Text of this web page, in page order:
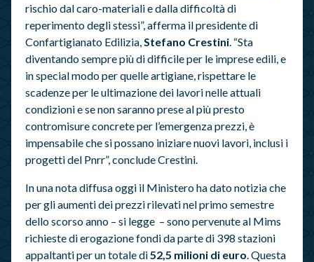
rischio dal caro-materiali e dalla difficoltà di
reperimento degli stessi”, afferma il presidente di
Confartigianato Edilizia,Stefano Crestini. “Sta
diventando sempre più di difficile per le imprese edili, e
in special modo per quelle artigiane, rispettare le
scadenze per le ultimazione dei lavori nelle attuali
condizioni e se non saranno prese al più presto
contromisure concrete per l’emergenza prezzi, è
impensabile che si possano iniziare nuovi lavori, inclusi i
progetti del Pnrr”, conclude Crestini.
In una nota diffusa oggi il Ministero ha dato notizia che
per gli aumenti dei prezzi rilevati nel primo semestre
dello scorso anno – si legge – sono pervenute al Mims
richieste di erogazione fondi da parte di 398 stazioni
appaltanti per un totale di52,5 milioni di euro. Questa